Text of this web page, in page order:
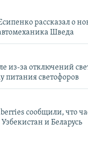
рассказал о
Шведа
из-за отключений
питания светофоров
сообщили, что
и Беларусь